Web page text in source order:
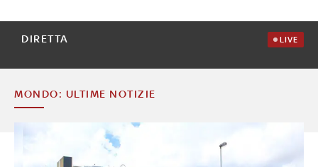
DIRETTA LIVE
MONDO: ULTIME NOTIZIE